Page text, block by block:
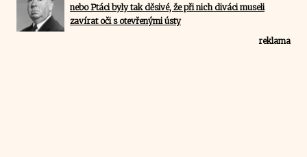
nebo Ptáci byly tak děsivé, že při nich diváci museli
zavírat oči s otevřenými ústy
reklama